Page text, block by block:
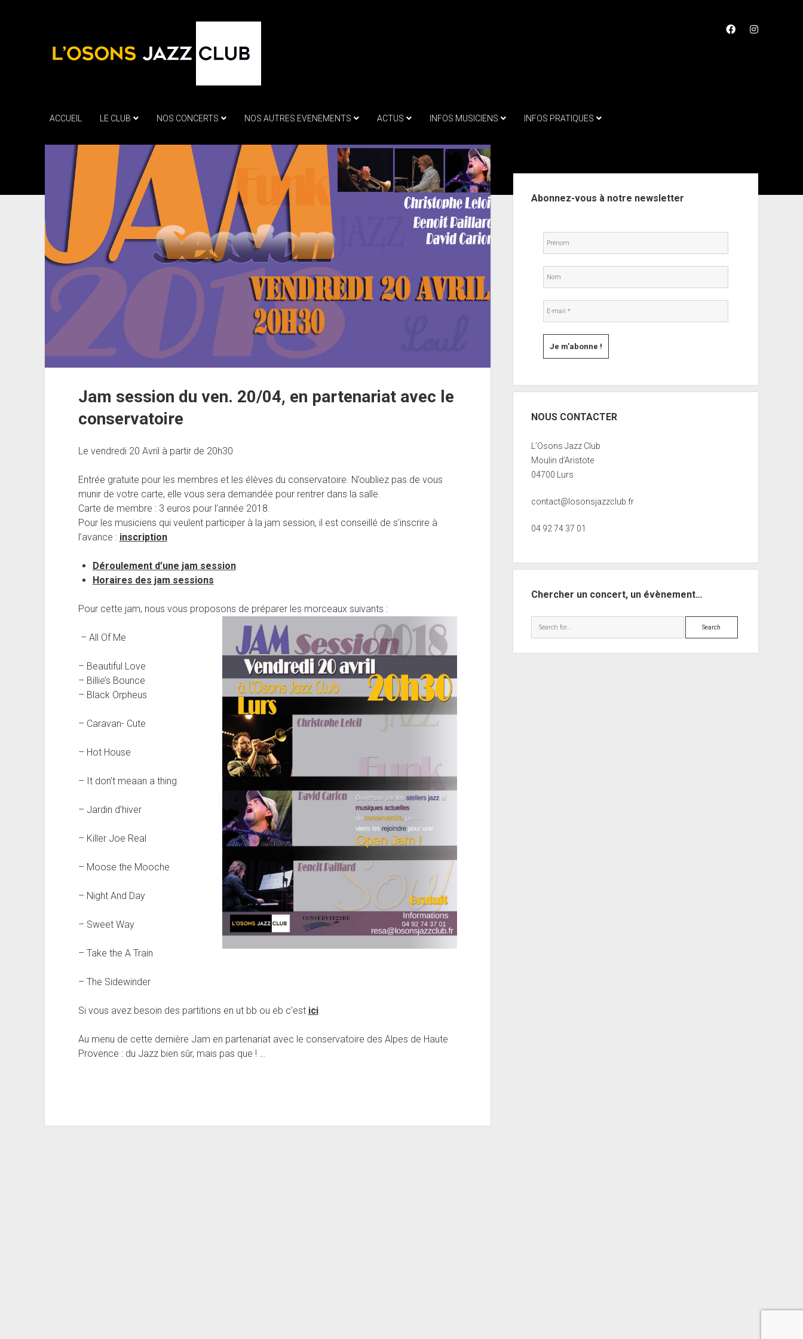
facebookinstagram
ACCUEIL LE CLUB NOS CONCERTS NOS AUTRES EVENEMENTS ACTUS INFOS MUSICIENS INFOS PRATIQUES
Jam session du ven. 20/04, en partenariat avec le
conservatoire
Le vendredi 20 Avril à partir de 20h30
Entrée gratuite pour les membres et les élèves du conservatoire. N’oubliez pas de vous
munir de votre carte, elle vous sera demandée pour rentrer dans la salle.
Carte de membre : 3 euros pour l’année 2018.
Pour les musiciens qui veulent participer à la jam session, il est conseillé de s’inscrire à
l’avance : inscription
Déroulement d’une jam session
Horaires des jam sessions
Pour cette jam, nous vous proposons de préparer les morceaux suivants :
– All Of Me
– Beautiful Love
– Billie’s Bounce
– Black Orpheus
– Caravan- Cute
– Hot House
– It don’t meaan a thing
– Jardin d’hiver
– Killer Joe Real
– Moose the Mooche
– Night And Day
– Sweet Way
– Take the A Train
– The Sidewinder
Si vous avez besoin des partitions en ut bb ou eb c’est ici
Au menu de cette dernière Jam en partenariat avec le conservatoire des Alpes de Haute
Provence : du Jazz bien sûr, mais pas que ! …
Abonnez-vous à notre newsletter
NOUS CONTACTER
L’Osons Jazz Club
Moulin d’Aristote
04700 Lurs
contact@losonsjazzclub.fr
04 92 74 37 01
Chercher un concert, un évènement…
Search